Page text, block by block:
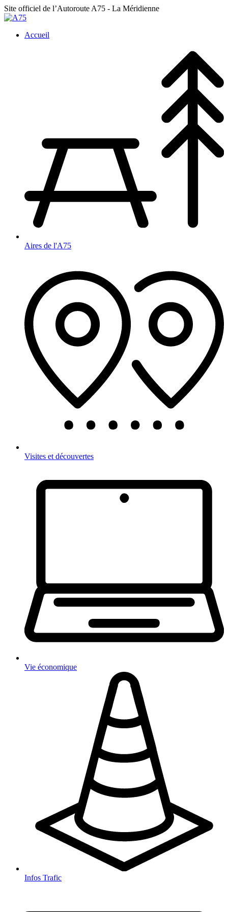
Site officiel de l’Autoroute A75 - La Méridienne
Accueil
Aires de l'A75
Visites et découvertes
Vie économique
Infos Trafic